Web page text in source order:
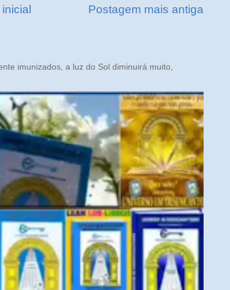
Postagem mais antiga
imunizados, a luz do Sol diminuirá muito,